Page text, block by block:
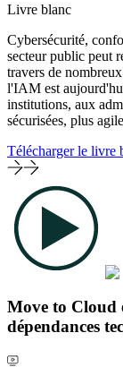
Livre blanc
Cybersécurité,
secteur public peut
travers de
l'IAM est
institutions, aux
sécurisées, plus
Télécharger le livre
Move to Cloud
dépendances